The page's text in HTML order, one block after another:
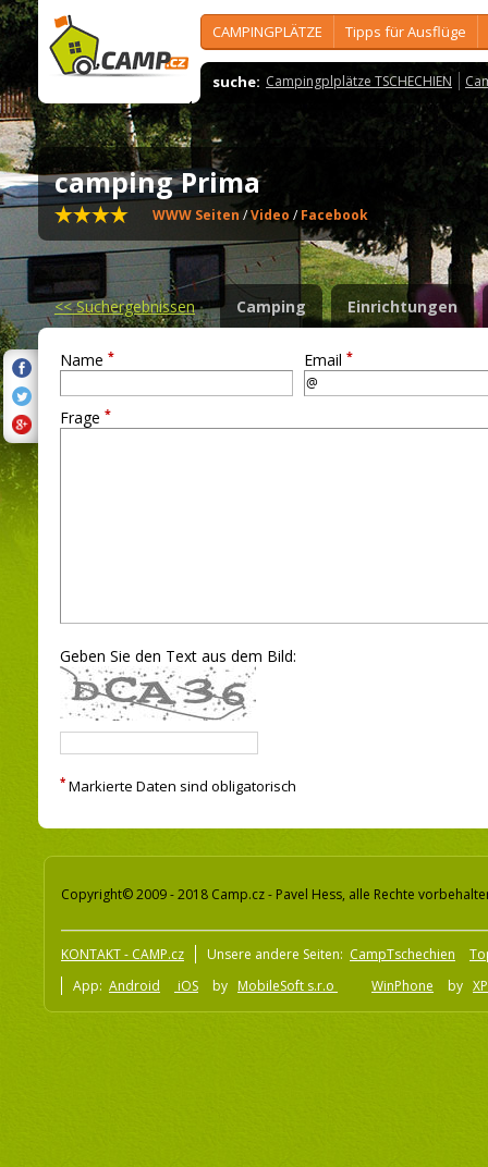
CAMPINGPLÄTZE Tipps für Ausflüge
suche: Campingplplätze TSCHECHIEN
camping Prima
WWW Seiten/Video /Facebook
<<Suchergebnissen Camping Einrichtungen
Name * Email *
Frage *
Geben Sie den Text aus dem Bild:
* Markierte Daten sind obligatorisch
Copyright© 2009 - 2018 Camp.cz - Pavel Hess, alle Rechte
KONTAKT - CAMP.cz Unsere andere Seiten: CampTschechien
App: Android iOS by MobileSoft s.r.o WinPhone by